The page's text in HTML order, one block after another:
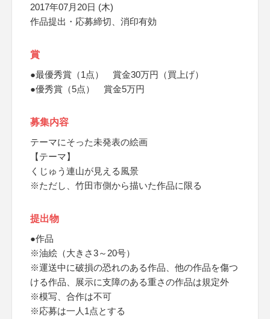
2017年07月20日 (木)
作品提出・応募締切、消印有効
賞
●最優秀賞（1点） 賞金30万円（買上げ）
●優秀賞（5点） 賞金5万円
募集内容
テーマにそった未発表の絵画
【テーマ】
くじゅう連山が見える風景
※ただし、竹田市側から描いた作品に限る
提出物
●作品
※油絵（大きさ3～20号）
※運送中に破損の恐れのある作品、他の作品を傷つ
ける作品、展示に支障のある重さの作品は規定外
※模写、合作は不可
※応募は一人1点とする